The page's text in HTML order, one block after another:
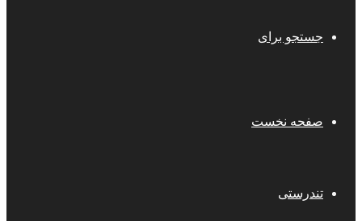
جستجو برای
صفحه نخست
تندرستی